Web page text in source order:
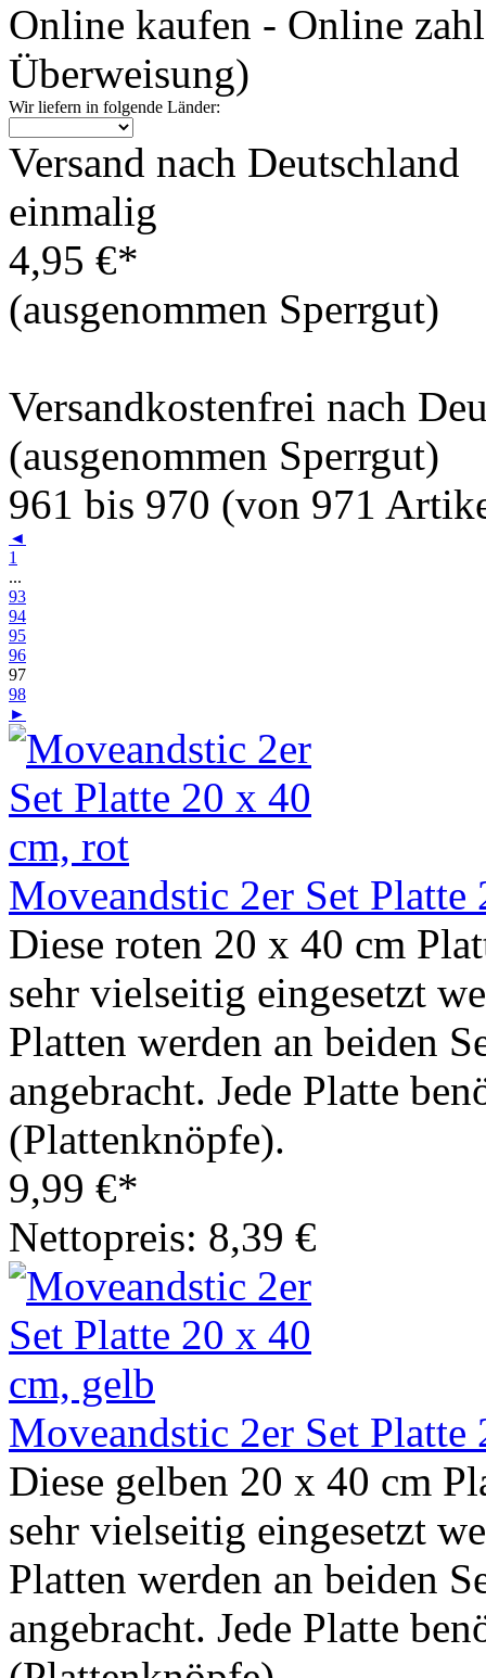
Online kaufen - Online
Überweisung)
Wir liefern in folgende Länder:
Versand nach Deutschland
einmalig
4,95 €*
(ausgenommen Sperrgut)
Versandkostenfrei nach
(ausgenommen Sperrgut)
961 bis 970 (von 971
◄
1
...
93
94
95
96
97
98
►
Moveandstic 2er Set
Diese roten 20 x 40 cm
sehr vielseitig eingesetzt
Platten werden an beiden
angebracht. Jede Platte
(Plattenknöpfe).
9,99 €*
Nettopreis: 8,39 €
Moveandstic 2er Set
Diese gelben 20 x 40 cm
sehr vielseitig eingesetzt
Platten werden an beiden
angebracht. Jede Platte